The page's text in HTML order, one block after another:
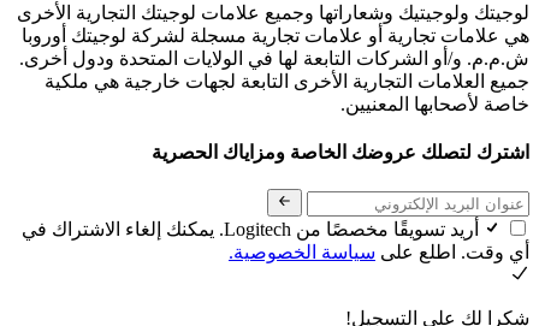
لوجيتك ولوجيتيك وشعاراتها وجميع علامات لوجيتك التجارية الأخرى
هي علامات تجارية أو علامات تجارية مسجلة لشركة لوجيتك أوروبا
ش.م.م. و/أو الشركات التابعة لها في الولايات المتحدة ودول أخرى.
جميع العلامات التجارية الأخرى التابعة لجهات خارجية هي ملكية
خاصة لأصحابها المعنيين.
اشترك لتصلك عروضك الخاصة ومزاياك الحصرية
أريد تسويقًا مخصصًا من Logitech. يمكنك إلغاء الاشتراك في
أي وقت. اطلع على سياسة الخصوصية.
شكرا لك على التسجيل!